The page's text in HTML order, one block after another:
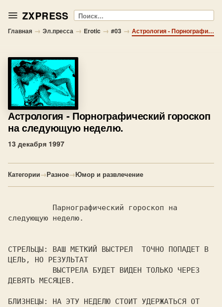
ZXPRESS Поиск
Главная → Эл.пресса → Erotic → #03 → Астрология - Порнографический гороскоп на следующую неделю.
Астрология - Порнографический гороскоп
на следующую неделю.
13 декабря 1997
Категории→Разное→Юмор и развлечение
следующую неделю.
СТРЕЛЬЦЫ: ВАШ МЕТКИЙ ВЫСТРЕЛ  ТОЧНО ПОПАДЕТ В
ЦЕЛЬ, НО РЕЗУЛЬТАТ
ДЕВЯТЬ МЕСЯЦЕВ.
БЛИЗНЕЦЫ: НА ЭТУ НЕДЕЛЮ СТОИТ УДЕРЖАТЬСЯ ОТ